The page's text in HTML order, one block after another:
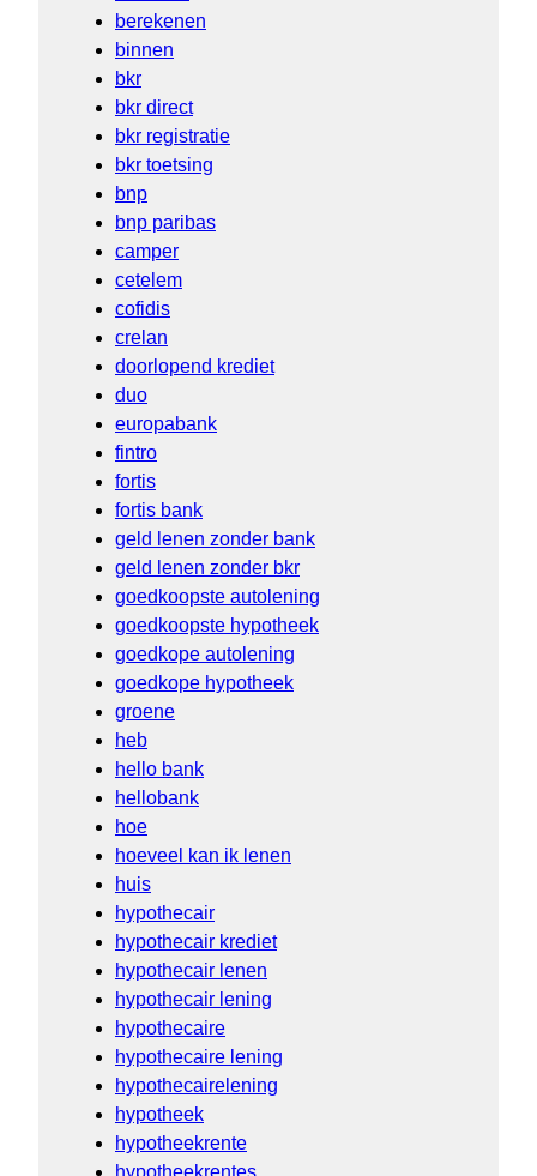
berekenen
binnen
bkr
bkr direct
bkr registratie
bkr toetsing
bnp
bnp paribas
camper
cetelem
cofidis
crelan
doorlopend krediet
duo
europabank
fintro
fortis
fortis bank
geld lenen zonder bank
geld lenen zonder bkr
goedkoopste autolening
goedkoopste hypotheek
goedkope autolening
goedkope hypotheek
groene
heb
hello bank
hellobank
hoe
hoeveel kan ik lenen
huis
hypothecair
hypothecair krediet
hypothecair lenen
hypothecair lening
hypothecaire
hypothecaire lening
hypothecairelening
hypotheek
hypotheekrente
hypotheekrentes